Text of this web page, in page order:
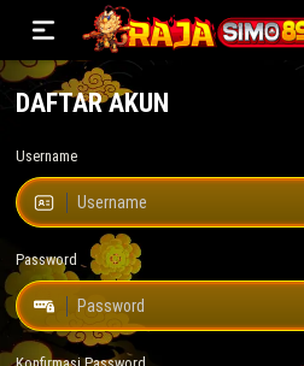
DAFTAR AKUN
Username
Password